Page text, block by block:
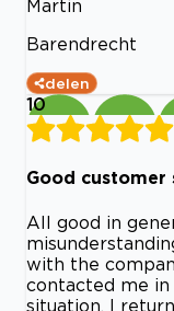
Martin
Barendrecht
delen
10
Good customer
All good in
with the
contacted me
situation. I